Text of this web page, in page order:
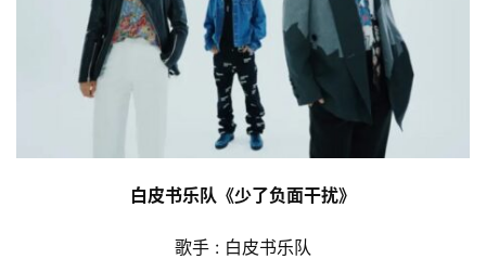
白皮书乐队《少了负面干扰》
歌手 : 白皮书乐队